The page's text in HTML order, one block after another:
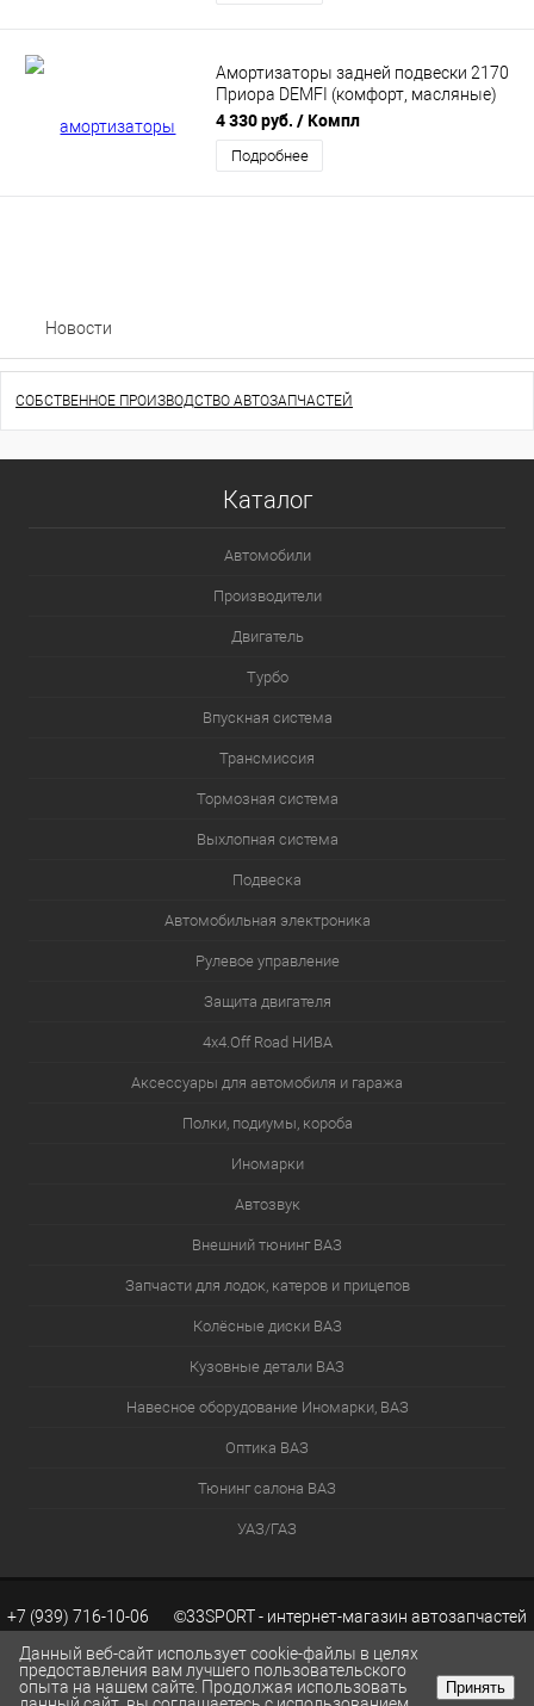
Амортизаторы задней подвески 2170
Приора DEMFI (комфорт, масляные)
2шт SRC7000
4 330 руб. / Компл
Подробнее
Новости
СОБСТВЕННОЕ ПРОИЗВОДСТВО АВТОЗАПЧАСТЕЙ
Каталог
Автомобили
Производители
Двигатель
Турбо
Впускная система
Трансмиссия
Тормозная система
Выхлопная система
Подвеска
Автомобильная электроника
Рулевое управление
Защита двигателя
4х4.Off Road НИВА
Аксессуары для автомобиля и гаража
Полки, подиумы, короба
Иномарки
Автозвук
Внешний тюнинг ВАЗ
Запчасти для лодок, катеров и прицепов
Колёсные диски ВАЗ
Кузовные детали ВАЗ
Навесное оборудование Иномарки, ВАЗ
Оптика ВАЗ
Тюнинг салона ВАЗ
УАЗ/ГАЗ
+7 (939) 716-10-06 ©33SPORT - интернет-магазин автозапчастей
ВАЗ. Каталог запчастей ВАЗ.Разработка сайтов KWEBEK.RU
Данный веб-сайт использует cookie-файлы в целях
предоставления вам лучшего пользовательского
опыта на нашем сайте. Продолжая использовать
Принять